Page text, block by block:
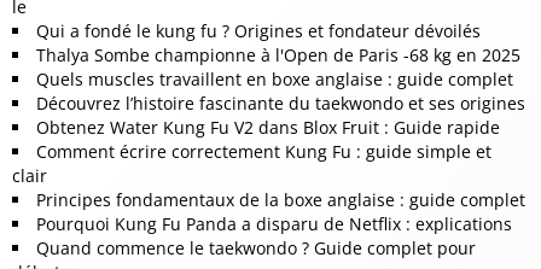
le
Qui a fondé le kung fu ? Origines et fondateur dévoilés
Thalya Sombe championne à l'Open de Paris -68 kg en 2025
Quels muscles travaillent en boxe anglaise : guide complet
Découvrez l’histoire fascinante du taekwondo et ses origines
Obtenez Water Kung Fu V2 dans Blox Fruit : Guide rapide
Comment écrire correctement Kung Fu : guide simple et
clair
Principes fondamentaux de la boxe anglaise : guide complet
Pourquoi Kung Fu Panda a disparu de Netflix : explications
Quand commence le taekwondo ? Guide complet pour